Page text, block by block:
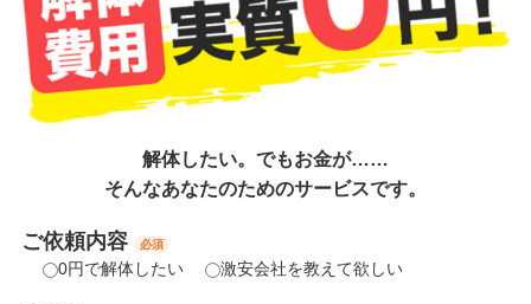
解体したい。でもお金が……
そんなあなたのためのサービスです。
ご依頼内容 必須
0円で解体したい 激安会社を教えて欲しい